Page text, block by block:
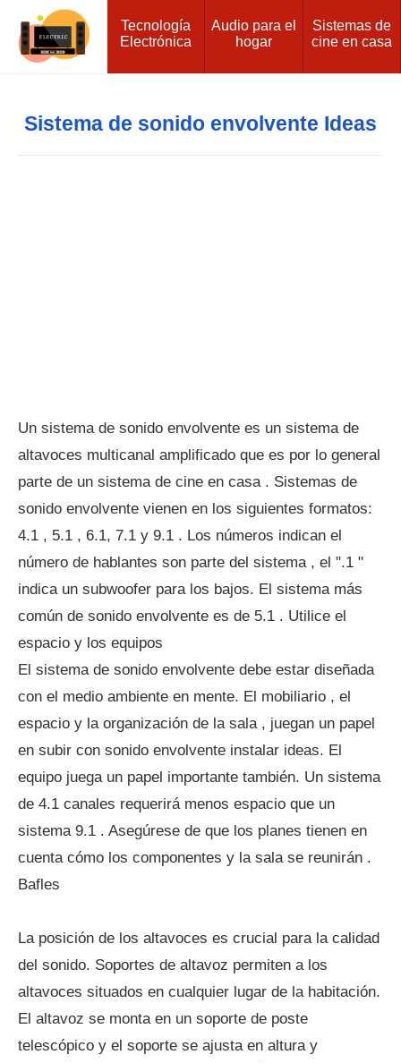
Tecnología
Electrónica
Audio para el
hogar
Sistemas de
cine en casa
Sistema de sonido envolvente Ideas
Un sistema de sonido envolvente es un sistema de
altavoces multicanal amplificado que es por lo general
parte de un sistema de cine en casa . Sistemas de
sonido envolvente vienen en los siguientes formatos:
4.1 , 5.1 , 6.1, 7.1 y 9.1 . Los números indican el
número de hablantes son parte del sistema , el ".1 "
indica un subwoofer para los bajos. El sistema más
común de sonido envolvente es de 5.1 . Utilice el
espacio y los equipos
El sistema de sonido envolvente debe estar diseñada
con el medio ambiente en mente. El mobiliario , el
espacio y la organización de la sala , juegan un papel
en subir con sonido envolvente instalar ideas. El
equipo juega un papel importante también. Un sistema
de 4.1 canales requerirá menos espacio que un
sistema 9.1 . Asegúrese de que los planes tienen en
cuenta cómo los componentes y la sala se reunirán .
Bafles
La posición de los altavoces es crucial para la calidad
del sonido. Soportes de altavoz permiten a los
altavoces situados en cualquier lugar de la habitación.
El altavoz se monta en un soporte de poste
telescópico y el soporte se ajusta en altura y